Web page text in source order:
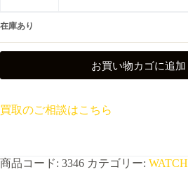
在庫あり
お買い物カゴに追加
買取のご相談はこちら
商品コード: 3346 カテゴリー: WATCH